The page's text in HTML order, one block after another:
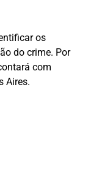
os
do crime. Por
com
Aires.